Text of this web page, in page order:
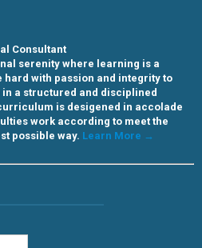
Consultant
serenity where learning is a
hard with passion and integrity to
a structured and disciplined
is desigened in accolade
work according to meet the
possible way. Learn More →